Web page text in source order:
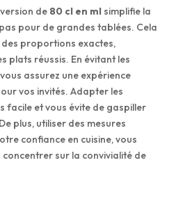
de 80 cl en mlsimplifie la
pour de grandes tablées. Cela
proportions exactes,
plats réussis. En évitant les
assurez une expérience
vos invités. Adapter les
facile et vous évite de gaspiller
plus, utiliser des mesures
confiance en cuisine, vous
sur la convivialité de